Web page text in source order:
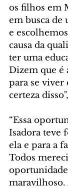
os filhos em
em busca de
e
causa da
ter uma
Dizem que é
para se viver
certeza
“Essa
Isadora teve
ela e para a
Todos
maravilhoso.